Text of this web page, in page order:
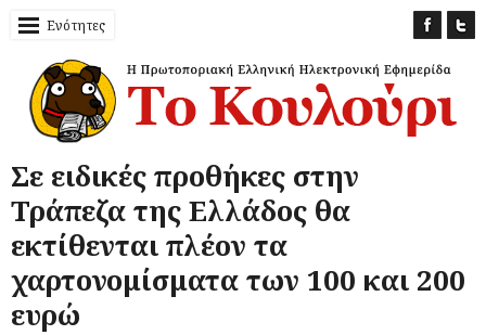
Ενότητες
Σε ειδικές προθήκες στην
Τράπεζα της Ελλάδος θα
εκτίθενται πλέον τα
χαρτονομίσματα των 100 και 200
ευρώ